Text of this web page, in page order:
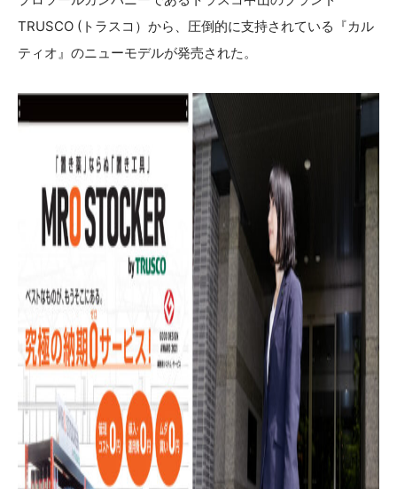
TRUSCO (トラスコ）から、圧倒的に支持されている『カル
ティオ』のニューモデルが発売された。